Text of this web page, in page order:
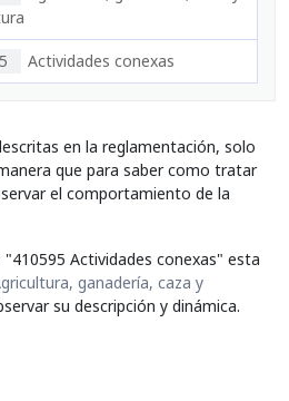
Actividades conexas
en la reglamentación, solo
que para saber como tratar
el comportamiento de la
Actividades conexas" esta
ganadería, caza y
su descripción y dinámica.